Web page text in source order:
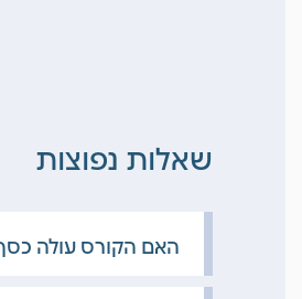
שאלות נפוצות
האם הקורס עולה